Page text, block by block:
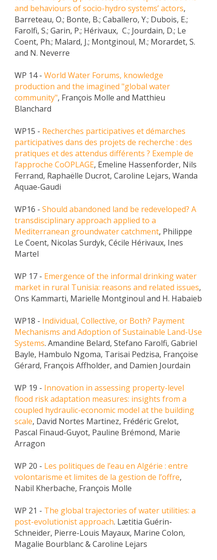
and behaviours of socio-hydro systems’ actors,
Barreteau, O.; Bonte, B.; Caballero, Y.; Dubois, E.;
Farolfi, S.; Garin, P.; Hérivaux, C.; Jourdain, D.; Le
Coent, Ph.; Malard, J.; Montginoul, M.; Morardet, S.
and N. Neverre
WP 14 - World Water Forums, knowledge
production and the imagined "global water
community", François Molle and Matthieu
Blanchard
WP15 - Recherches participatives et démarches
participatives dans des projets de recherche : des
pratiques et des attendus différents ? Exemple de
l’approche CoOPLAGE, Emeline Hassenforder, Nils
Ferrand, Raphaëlle Ducrot, Caroline Lejars, Wanda
Aquae-Gaudi
WP16 - Should abandoned land be redeveloped? A
transdisciplinary approach applied to a
Mediterranean groundwater catchment, Philippe
Le Coent, Nicolas Surdyk, Cécile Hérivaux, Ines
Martel
WP 17 - Emergence of the informal drinking water
market in rural Tunisia: reasons and related issues,
Ons Kammarti, Marielle Montginoul and H. Habaieb
WP18 - Individual, Collective, or Both? Payment
Mechanisms and Adoption of Sustainable Land-Use
Systems. Amandine Belard, Stefano Farolfi, Gabriel
Bayle, Hambulo Ngoma, Tarisai Pedzisa, Françoise
Gérard, François Affholder, and Damien Jourdain
WP 19 - Innovation in assessing property-level
flood risk adaptation measures: insights from a
coupled hydraulic-economic model at the building
scale, David Nortes Martinez, Frédéric Grelot,
Pascal Finaud-Guyot, Pauline Brémond, Marie
Arragon
WP 20 - Les politiques de l’eau en Algérie : entre
volontarisme et limites de la gestion de l’offre,
Nabil Kherbache, François Molle
WP 21 - The global trajectories of water utilities: a
post-evolutionist approach. Lætitia Guérin-
Schneider, Pierre-Louis Mayaux, Marine Colon,
Magalie Bourblanc & Caroline Lejars